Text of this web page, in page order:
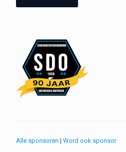
Alle sponsoren | Word ook sponsor